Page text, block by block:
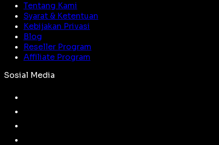
Tentang Kami
Syarat & Ketentuan
Kebijakan Privasi
Blog
Reseller Program
Affiliate Program
Sosial Media